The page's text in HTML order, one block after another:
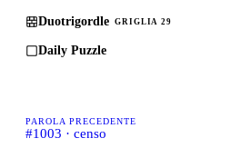
Duotrigordle GRIGLIA 29
Daily Puzzle
PAROLA PRECEDENTE
#1003 · censo